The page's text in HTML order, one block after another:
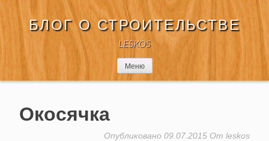
содержимому
БЛОГ О СТРОИТЕЛЬСТВЕ
LESKOS
Меню
Окосячка
Опубликовано 09.07.2015 От leskos